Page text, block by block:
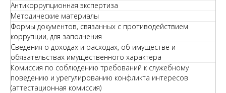
Антикоррупционная экспертиза
Методические материалы
Формы документов, связанных с противодействием
коррупции, для заполнения
Сведения о доходах и расходах, об имуществе и
обязательствах имущественного характера
Комиссия по соблюдению требований к служебному
поведению и урегулированию конфликта интересов
(аттестационная комиссия)